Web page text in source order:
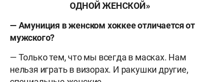
ОДНОЙ ЖЕНСКОЙ»
— Амуниция в женском хоккее отличается от
мужского?
— Только тем, что мы всегда в масках. Нам
нельзя играть в визорах. И ракушки другие,